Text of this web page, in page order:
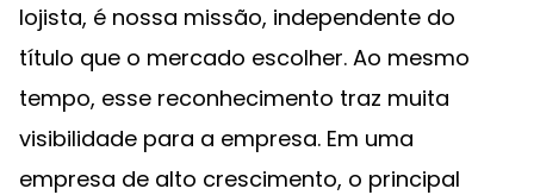
lojista, é nossa missão, independente do
título que o mercado escolher. Ao mesmo
tempo, esse reconhecimento traz muita
visibilidade para a empresa. Em uma
empresa de alto crescimento, o principal